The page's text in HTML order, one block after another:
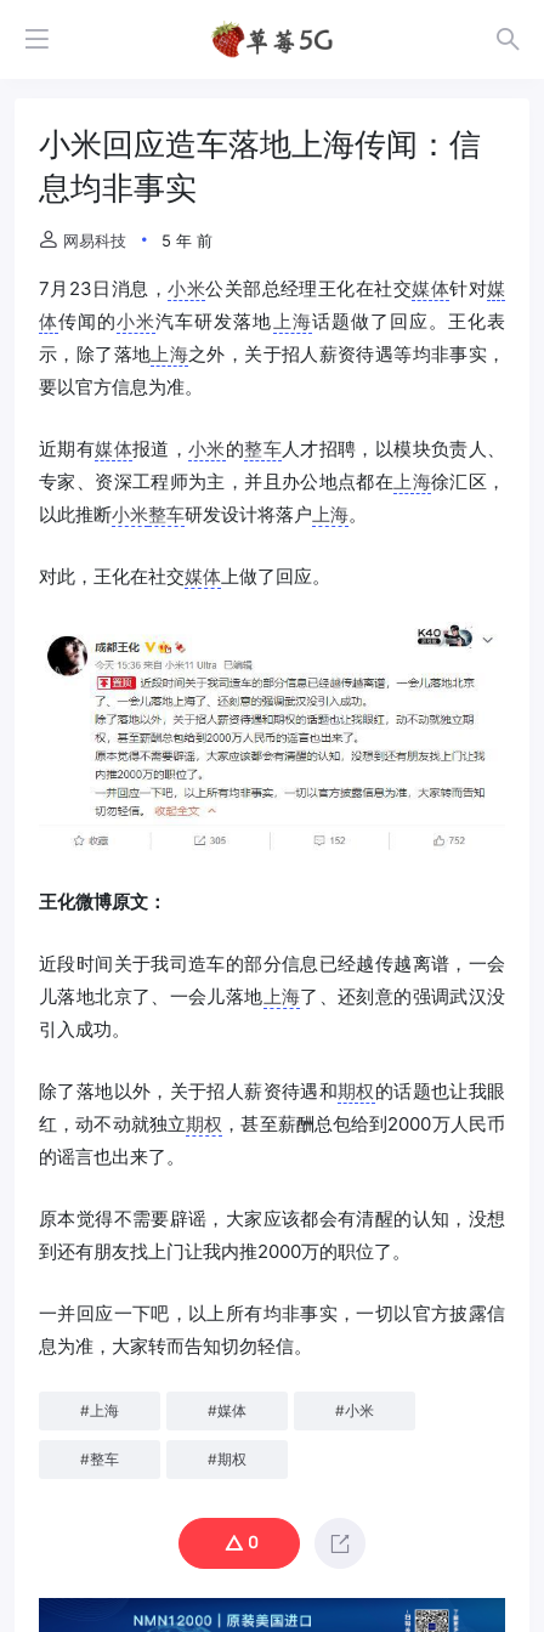
小米回应造车落地上海传闻：信
息均非事实
网易科技 5 年 前
7月23日消息，小米公关部总经理王化在社交媒体针对媒
体传闻的小米汽车研发落地 上海话题做了回应。王化表
示，除了落地 上海之外，关于招人薪资待遇等均非事实，
要以官方信息为准。
近期有媒体报道， 小米的整车人才招聘，以模块负责人、
专家、资深工程师为主，并且办公地点都在 上海徐汇区，
以此推断小米整车研发设计将落户 上海。
对此，王化在社交媒体 上做了回应。
王化微博原文：
近段时间关于我司造车的部分信息已经越传越离谱，一会
儿落地北京了、一会儿落地上海了、还刻意的强调武汉没
引入成功。
除了落地以外，关于招人薪资待遇和期权的话题也让我眼
红，动不动就独立期权 ，甚至薪酬总包给到2000万人民币
的谣言也出来了。
原本觉得不需要辟谣，大家应该都会有清醒的认知，没想
到还有朋友找上门让我内推2000万的职位了。
一并回应一下吧，以上所有均非事实，一切以官方披露信
息为准，大家转而告知切勿轻信。
#上海 #媒体 #小米
#整车 #期权
0